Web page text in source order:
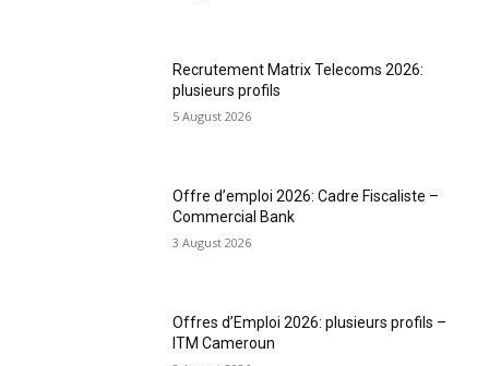
Recrutement Matrix Telecoms 2026:
plusieurs profils
5 August 2026
Offre d’emploi 2026: Cadre Fiscaliste –
Commercial Bank
3 August 2026
Offres d’Emploi 2026: plusieurs profils –
ITM Cameroun